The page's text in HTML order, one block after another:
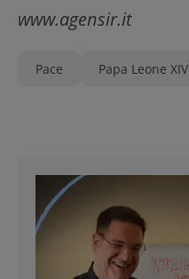
www.agensir.it
Pace Papa Leone XIV